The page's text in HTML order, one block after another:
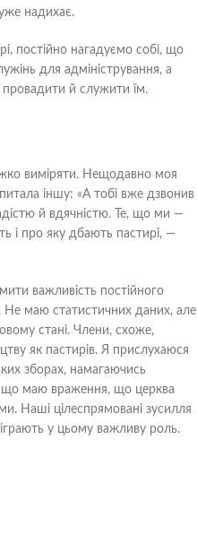
надихає.
постійно нагадуємо собі, що
для адміністрування, а
й служити їм.
виміряти. Нещодавно моя
іншу: «А тобі вже дзвонив
й вдячністю. Те, що ми —
і про яку дбають пастирі, —
важливість постійного
Не маю статистичних даних, але
стані. Члени, схоже,
як пастирів. Я прислухаюся
зборах, намагаючись
що маю враження, що церква
Наші цілеспрямовані зусилля
у цьому важливу роль.